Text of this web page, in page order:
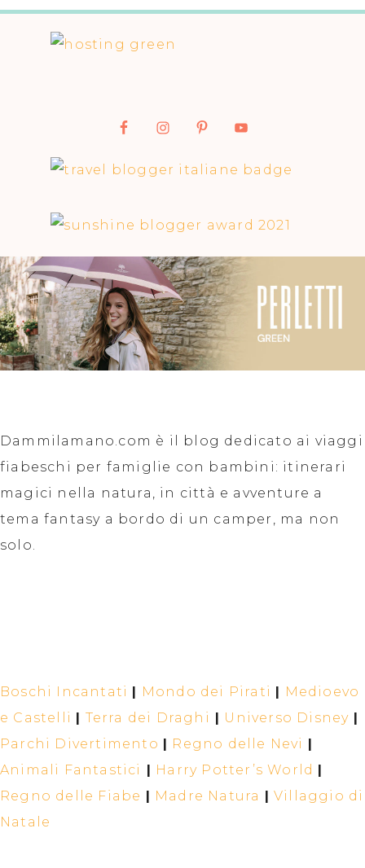
Dammilamano.com è il blog dedicato ai viaggi
fiabeschi per famiglie con bambini: itinerari
magici nella natura, in città e avventure a
tema fantasy a bordo di un camper, ma non
solo.
Boschi Incantati | Mondo dei Pirati | Medioevo
e Castelli | Terra dei Draghi | Universo Disney |
Parchi Divertimento | Regno delle Nevi |
Animali Fantastici | Harry Potter’s World |
Regno delle Fiabe | Madre Natura | Villaggio di
Natale